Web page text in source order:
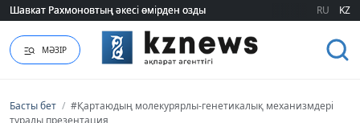
Шавкат Рахмоновтың әкесі өмірден озды
Шавкат Рахмоновтың әкесі өмірден озды RU KZ
МӘЗІР
Басты бет / #Қартаюдың молекурярлы-генетикалық механизмдері
туралы презентация